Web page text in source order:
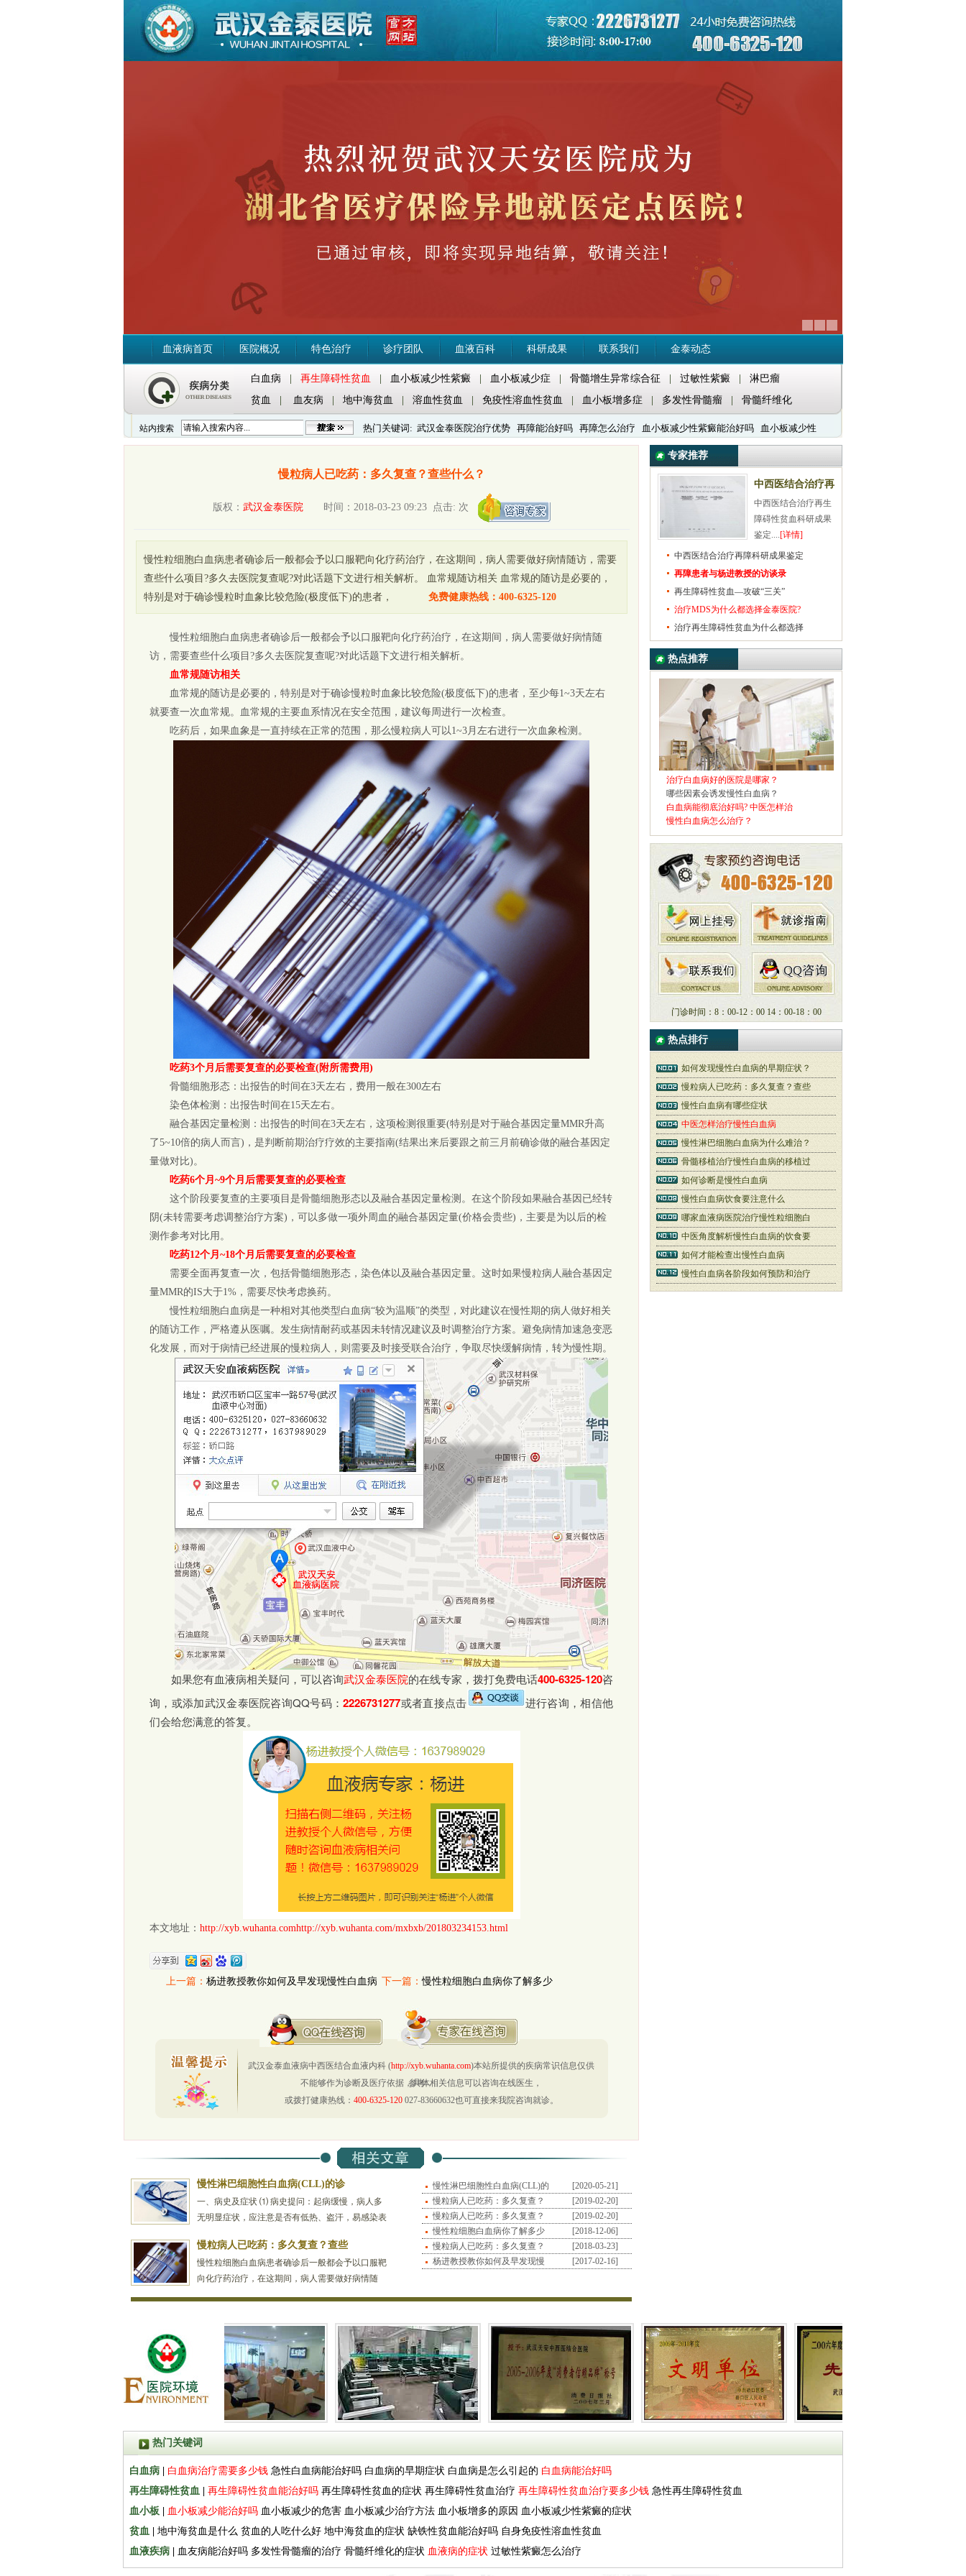
血液病首页 医院概况 特色治疗 诊疗团队 血液百科 科研成果 联系我们 金泰动态
白血病 再生障碍性贫血 血小板减少性紫癜 血小板减少症 骨髓增生异常综合征 过敏性紫癜
淋巴瘤
贫血
血友病 地中海贫血 溶血性贫血 免疫性溶血性贫血 血小板增多症 多发性骨髓瘤 骨髓纤维化
站内搜索 热门关键词: 武汉金泰医院治疗优势 再障能治好吗 再障怎么治疗 血小板减少性紫癜能治好吗 血小板减少性
慢粒病人已吃药：多久复查？查些什么？
版权： 武汉金泰医院时间：2018-03-23 09:23 点击: 次
慢性粒细胞白血病患者确诊后一般都会予以口服靶向化疗药治疗，在这期间，病人需要做好病情随访，需要
查些什么项目?多久去医院复查呢?对此话题下文进行相关解析。 血常规随访相关 血常规的随访是必要的，
特别是对于确诊慢粒时血象比较危险(极度低下)的患者，
免费健康热线：400-6325-120
慢性粒细胞白血病患者确诊后一般都会予以口服靶向化疗药治疗，在这期间，病人需要做好病情随
访，需要查些什么项目?多久去医院复查呢?对此话题下文进行相关解析。
血常规随访相关
血常规的随访是必要的，特别是对于确诊慢粒时血象比较危险(极度低下)的患者，至少每1~3天左右
就要查一次血常规。血常规的主要血系情况在安全范围，建议每周进行一次检查。
吃药后，如果血象是一直持续在正常的范围，那么慢粒病人可以1~3月左右进行一次血象检测。
吃药3个月后需要复查的必要检查(附所需费用)
骨髓细胞形态：出报告的时间在3天左右，费用一般在300左右
染色体检测：出报告时间在15天左右。
融合基因定量检测：出报告的时间在3天左右，这项检测很重要(特别是对于融合基因定量MMR升高
了5~10倍的病人而言)，是判断前期治疗疗效的主要指南(结果出来后要跟之前三月前确诊做的融合基因定
量做对比)。
吃药6个月~9个月后需要复查的必要检查
这个阶段要复查的主要项目是骨髓细胞形态以及融合基因定量检测。在这个阶段如果融合基因已经转
阴(未转需要考虑调整治疗方案)，可以多做一项外周血的融合基因定量(价格会贵些)，主要是为以后的检
测作参考对比用。
吃药12个月~18个月后需要复查的必要检查
需要全面再复查一次，包括骨髓细胞形态，染色体以及融合基因定量。这时如果慢粒病人融合基因定
量MMR的IS大于1%，需要尽快考虑换药。
慢性粒细胞白血病是一种相对其他类型白血病“较为温顺”的类型，对此建议在慢性期的病人做好相关
的随访工作，严格遵从医嘱。发生病情耐药或基因未转情况建议及时调整治疗方案。避免病情加速急变恶
化发展，而对于病情已经进展的慢粒病人，则需要及时接受联合治疗，争取尽快缓解病情，转为慢性期。
如果您有血液病相关疑问，可以咨询武汉金泰医院的在线专家，拨打免费电话400-6325-120咨
询，或添加武汉金泰医院咨询QQ号码：2226731277或者直接点击
进行咨询，相信他
们会给您满意的答复。
本文地址： http://xyb.wuhanta.comhttp://xyb.wuhanta.com/mxbxb/201803234153.html
上一篇： 杨进教授教你如何及早发现慢性白血病 下一篇：慢性粒细胞白血病你了解多少
武汉金泰血液病中西医结合血液内科 (http://xyb.wuhanta.com)本站所提供的疾病常识信息仅供
参考，
不能够作为诊断及医疗依据，具体相关信息可以咨询在线医生，
或拨打健康热线： 400-6325-120027-83660632也可直接来我院咨询就诊。
慢性淋巴细胞性白血病(CLL)的诊
一、病史及症状 ⑴ 病史提问：起病缓慢，病人多
无明显症状，应注意是否有低热、盗汗，易感染表
力减退、发热，偶有...[详情]
慢粒病人已吃药：多久复查？查些
慢性粒细胞白血病患者确诊后一般都会予以口服靶
向化疗药治疗，在这期间，病人需要做好病情随
慢性淋巴细胞性白血病(CLL)的
诊
[2020-05-21]
慢粒病人已吃药：多久复查？
查些
[2019-02-20]
慢粒病人已吃药：多久复查？
查些
[2019-02-20]
慢性粒细胞白血病你了解多少
[2018-12-06]
慢粒病人已吃药：多久复查？
查些
[2018-03-23]
杨进教授教你如何及早发现慢
[2017-02-16]
专家推荐
中西医结合治疗再
障科研成果鉴定
中西医结合治疗再生
障碍性贫血科研成果
鉴定....[详情]
中西医结合治疗再障科研成果鉴定
再障患者与杨进教授的访谈录
再生障碍性贫血—攻破“三关”
治疗MDS为什么都选择金泰医院?
治疗再生障碍性贫血为什么都选择
热点推荐
治疗白血病好的医院是哪家？
哪些因素会诱发慢性白血病？
白血病能彻底治好吗? 中医怎样治
慢性白血病怎么治疗？
门诊时间：8：00-12：00 14：00-18：00
热点排行
如何发现慢性白血病的早期症状？
慢粒病人已吃药：多久复查？查些
慢性白血病有哪些症状
中医怎样治疗慢性白血病
慢性淋巴细胞白血病为什么难治？
骨髓移植治疗慢性白血病的移植过
如何诊断是慢性白血病
慢性白血病饮食要注意什么
哪家血液病医院治疗慢性粒细胞白
中医角度解析慢性白血病的饮食要
如何才能检查出慢性白血病
慢性白血病各阶段如何预防和治疗
热门关键词
白血病 白血病治疗需要多少钱 急性白血病能治好吗 白血病的早期症状 白血病是怎么引起的 白血病能治好吗
再生障碍性贫血
再生障碍性贫血能治好吗 再生障碍性贫血的症状 再生障碍性贫血治疗 再生障碍性贫血治疗要多少钱 急性再生障碍性贫血
血小板
血小板减少能治好吗 血小板减少的危害 血小板减少治疗方法 血小板增多的原因 血小板减少性紫癜的症状
贫血
地中海贫血是什么 贫血的人吃什么好 地中海贫血的症状 缺铁性贫血能治好吗 自身免疫性溶血性贫血
血液疾病
血友病能治好吗 多发性骨髓瘤的治疗 骨髓纤维化的症状 血液病的症状 过敏性紫癜怎么治疗